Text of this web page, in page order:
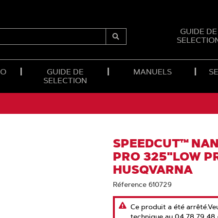
Submit
GUIDE DE
GUIDE DE
SELECTION
MANUELS
SPEEDCUT™
PRO 325"LOW
HUSQVARNA
Réference 610729
Ce produit a été